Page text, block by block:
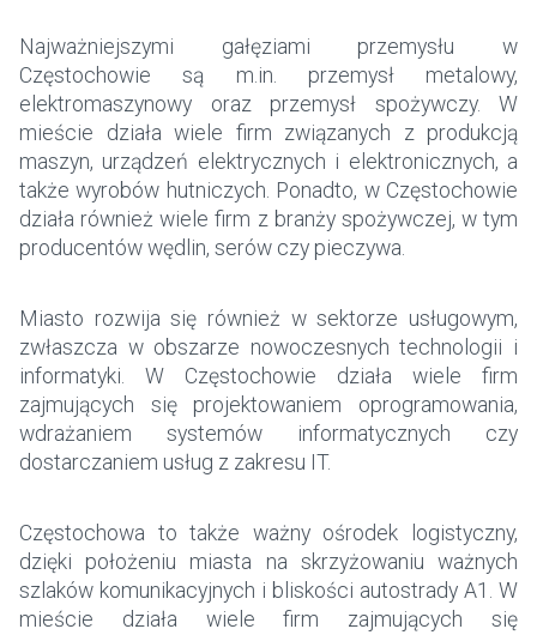
Najważniejszymi gałęziami przemysłu w
Częstochowie są m.in. przemysł metalowy,
elektromaszynowy oraz przemysł spożywczy. W
mieście działa wiele firm związanych z produkcją
maszyn, urządzeń elektrycznych i elektronicznych, a
także wyrobów hutniczych. Ponadto, w Częstochowie
działa również wiele firm z branży spożywczej, w tym
producentów wędlin, serów czy pieczywa.
Miasto rozwija się również w sektorze usługowym,
zwłaszcza w obszarze nowoczesnych technologii i
informatyki. W Częstochowie działa wiele firm
zajmujących się projektowaniem oprogramowania,
wdrażaniem systemów informatycznych czy
dostarczaniem usług z zakresu IT.
Częstochowa to także ważny ośrodek logistyczny,
dzięki położeniu miasta na skrzyżowaniu ważnych
szlaków komunikacyjnych i bliskości autostrady A1. W
mieście działa wiele firm zajmujących się